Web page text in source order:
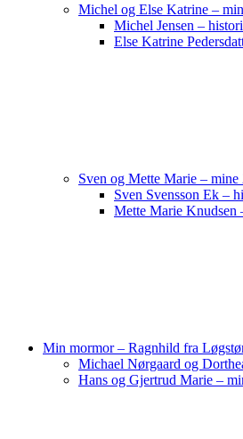
Michel og Else Katrine –
Michel Jensen –
Else Katrine
Sven og Mette Marie –
Sven Svensson Ek –
Mette Marie Knudsen
Min mormor – Ragnhild fra
Michael Nørgaard og
Hans og Gjertrud Marie –